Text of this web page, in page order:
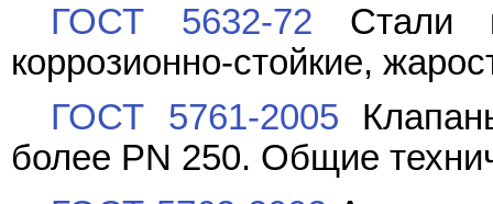
ГОСТ 5632-72 Стали
коррозионно-стойкие,
ГОСТ 5761-2005
более PN 250. Общие